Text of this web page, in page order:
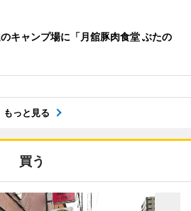
キャンプ場に「月舘豚肉食堂 ぶたの
もっと見る
買う